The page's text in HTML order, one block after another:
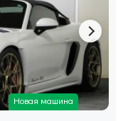
Новая машина